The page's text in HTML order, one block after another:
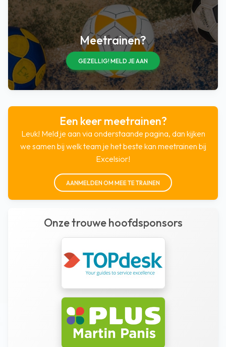
Meetrainen?
GEZELLIG! MELD JE AAN
Een keer meetrainen?
Leuk! Meld je aan via onderstaande pagina, dan kijken
we samen bij welk team je het beste kan meetrainen bij
Excelsior!
AANMELDEN OM MEE TE TRAINEN
Onze trouwe hoofdsponsors